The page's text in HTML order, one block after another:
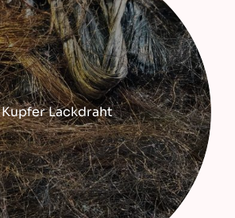
Kupfer Lackdraht